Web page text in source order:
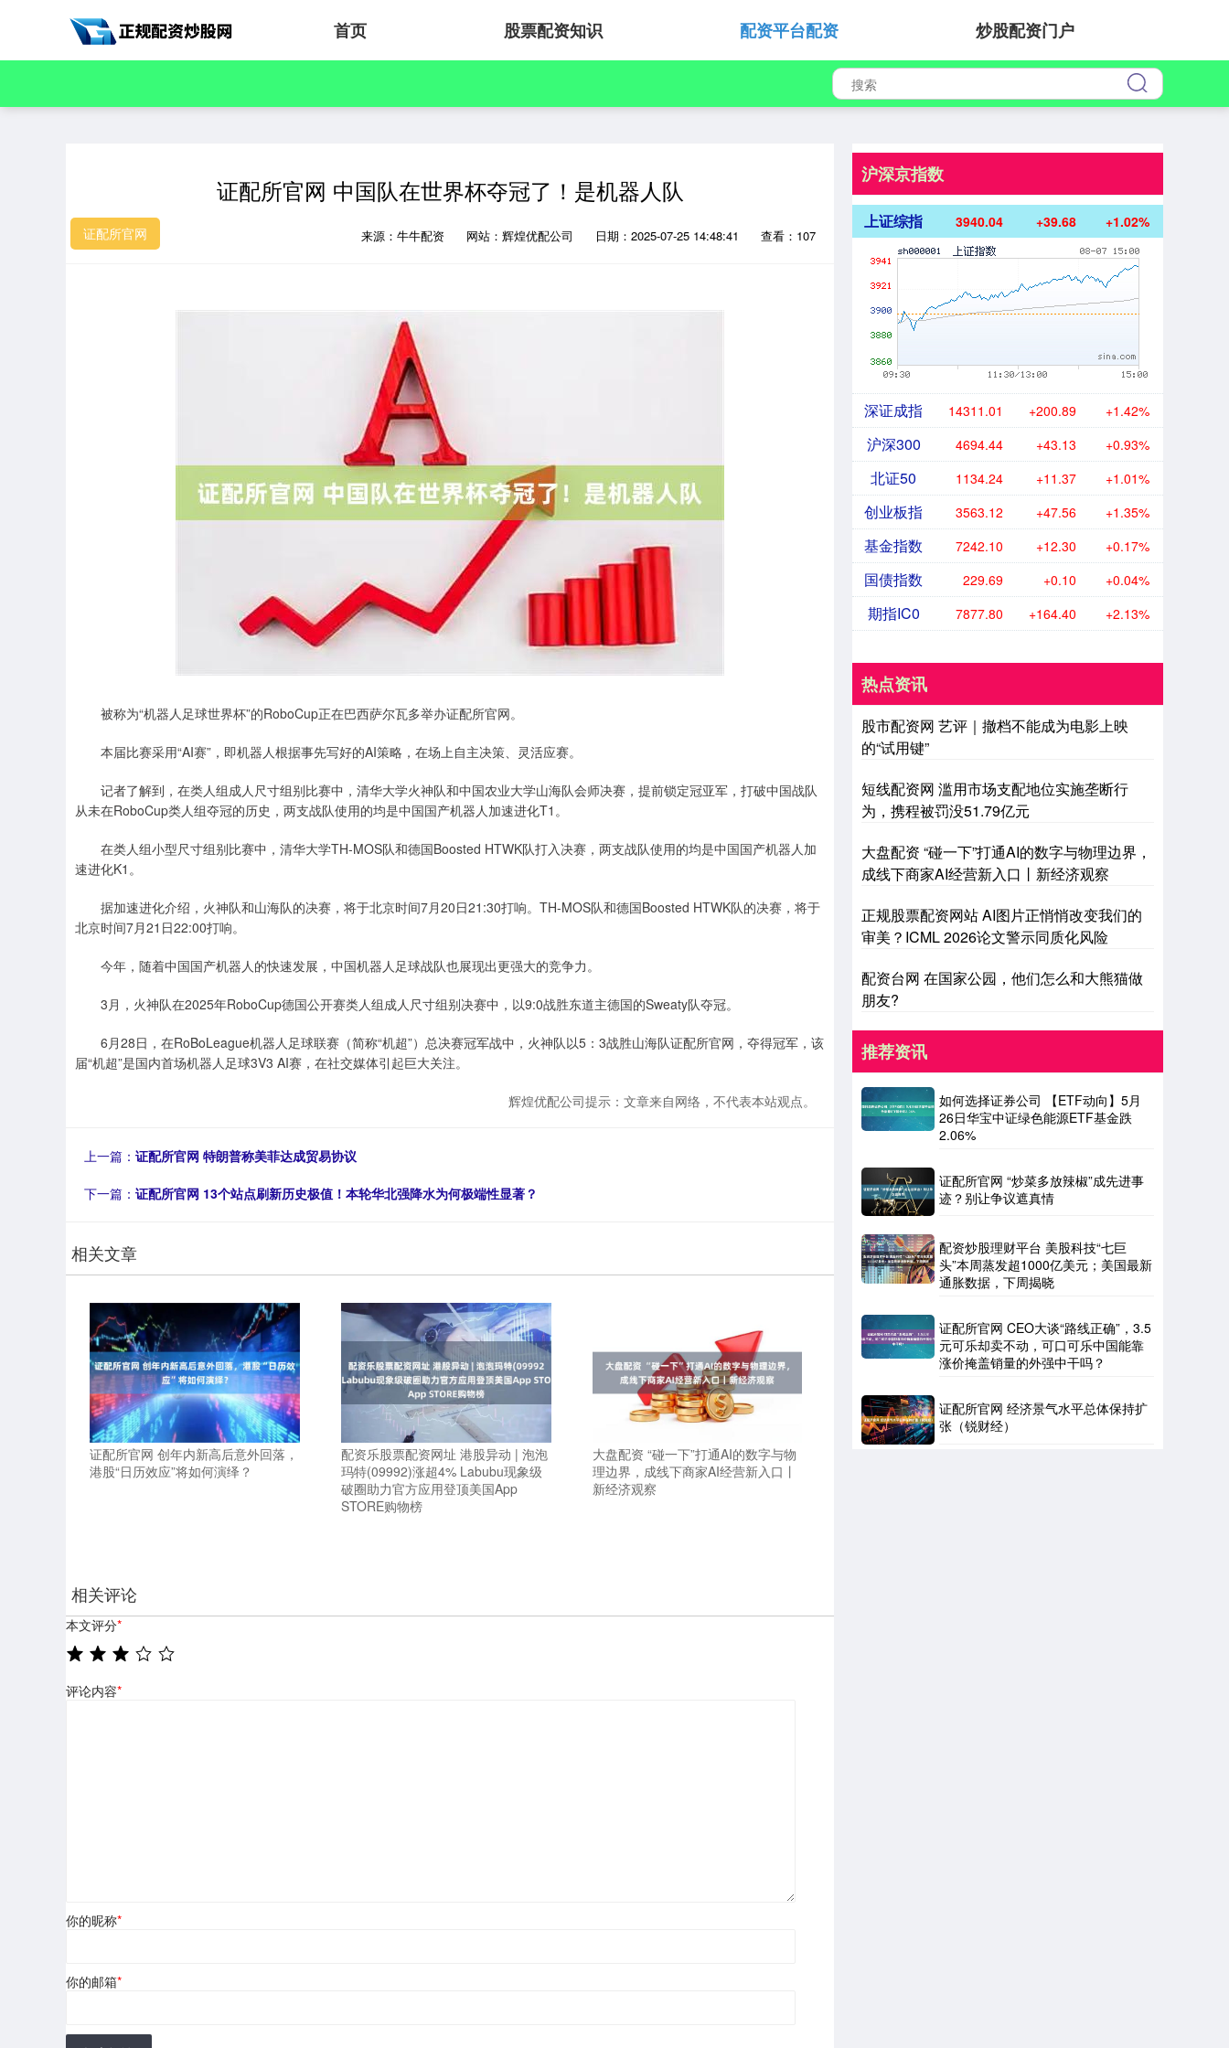
首页 股票配资知识 配资平台配资 炒股配资门户
证配所官网 中国队在世界杯夺冠了！是机器人队
证配所官网 来源：牛牛配资 网站：辉煌优配公司 日期：2025-07-25 14:48:41 查看：107
被称为“机器人足球世界杯”的RoboCup正在巴西萨尔瓦多举办证配所官网。
本届比赛采用“AI赛”，即机器人根据事先写好的AI策略，在场上自主决策、灵活应赛。
记者了解到，在类人组成人尺寸组别比赛中，清华大学火神队和中国农业大学山海队会师决赛，提前锁定冠亚军，打破中国战队
从未在RoboCup类人组夺冠的历史，两支战队使用的均是中国国产机器人加速进化T1。
在类人组小型尺寸组别比赛中，清华大学TH-MOS队和德国Boosted HTWK队打入决赛，两支战队使用的均是中国国产机器人加
速进化K1。
据加速进化介绍，火神队和山海队的决赛，将于北京时间7月20日21:30打响。TH-MOS队和德国Boosted HTWK队的决赛，将于
北京时间7月21日22:00打响。
今年，随着中国国产机器人的快速发展，中国机器人足球战队也展现出更强大的竞争力。
3月，火神队在2025年RoboCup德国公开赛类人组成人尺寸组别决赛中，以9:0战胜东道主德国的Sweaty队夺冠。
6月28日，在RoBoLeague机器人足球联赛（简称“机超”）总决赛冠军战中，火神队以5：3战胜山海队证配所官网，夺得冠军，该
届“机超”是国内首场机器人足球3V3 AI赛，在社交媒体引起巨大关注。
辉煌优配公司提示：文章来自网络，不代表本站观点。
上一篇： 证配所官网 特朗普称美菲达成贸易协议
下一篇： 证配所官网 13个站点刷新历史极值！本轮华北强降水为何极端性显著？
相关文章
证配所官网 创年内新高后意外回落，
港股“日历效应”将如何演绎？
配资乐股票配资网址 港股异动 | 泡泡
玛特(09992)涨超4% Labubu现象级
破圈助力官方应用登顶美国App
STORE购物榜
大盘配资 “碰一下”打通AI的数字与物
理边界，成线下商家AI经营新入口丨
新经济观察
相关评论
本文评分*
评论内容*
你的昵称*
你的邮箱*
沪深京指数
上证综指 3940.04 +39.68 +1.02%
深证成指 14311.01 +200.89 +1.42%
沪深300 4694.44 +43.13 +0.93%
北证50 1134.24 +11.37 +1.01%
创业板指 3563.12 +47.56 +1.35%
基金指数 7242.10 +12.30 +0.17%
国债指数 229.69 +0.10 +0.04%
期指IC0 7877.80 +164.40 +2.13%
热点资讯
股市配资网 艺评｜撤档不能成为电影上映
的“试用键”
短线配资网 滥用市场支配地位实施垄断行
为，携程被罚没51.79亿元
大盘配资 “碰一下”打通AI的数字与物理边界，
成线下商家AI经营新入口丨新经济观察
正规股票配资网站 AI图片正悄悄改变我们的
审美？ICML 2026论文警示同质化风险
配资台网 在国家公园，他们怎么和大熊猫做
朋友?
推荐资讯
如何选择证券公司 【ETF动向】5月
26日华宝中证绿色能源ETF基金跌
2.06%
证配所官网 “炒菜多放辣椒”成先进事
迹？别让争议遮真情
配资炒股理财平台 美股科技“七巨
头”本周蒸发超1000亿美元；美国最新
通胀数据，下周揭晓
证配所官网 CEO大谈“路线正确”，3.5
元可乐却卖不动，可口可乐中国能靠
涨价掩盖销量的外强中干吗？
证配所官网 经济景气水平总体保持扩
张（锐财经）